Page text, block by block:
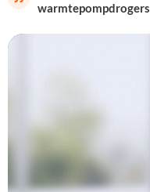
warmtepompdrogers